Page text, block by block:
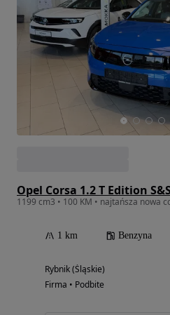
Opel Corsa 1.2 T Edition S&S
1199 cm3 • 100 KM • najtańsza nowa
1 km Benzyna
Rybnik (Śląskie)
Firma • Podbite